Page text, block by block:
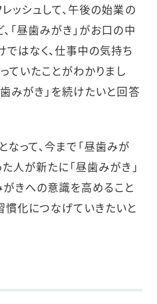
ッシュして、午後の始業の
「昼歯みがき」がお口の中
ではなく、仕事中の気持ち
ていたことがわかりまし
歯みがき」を続けたいと回答
なって、今まで「昼歯みが
人が新たに「昼歯みがき」
がきへの意識を高めること
慣化につなげていきたいと